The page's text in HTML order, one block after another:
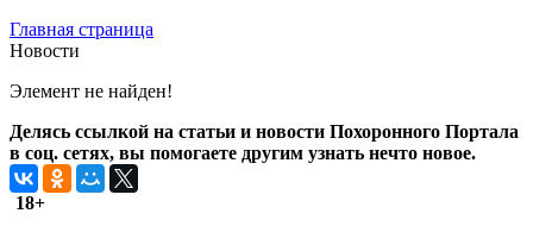
Главная страница
Новости
Элемент не найден!
Делясь ссылкой на статьи и новости Похоронного Портала
в соц. сетях, вы помогаете другим узнать нечто новое.
18+